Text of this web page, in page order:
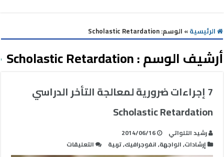
الرئيسية» الوسم:Scholastic Retardation
أرشيف الوسم :Scholastic Retardation
7 إجراءات ضرورية لمعالجة التأخر الدراسي
Scholastic Retardation
رشيد التلواتي
2014/06/16
إرشادات,الواجهة,انفوجرافيك,تربية التعليقات